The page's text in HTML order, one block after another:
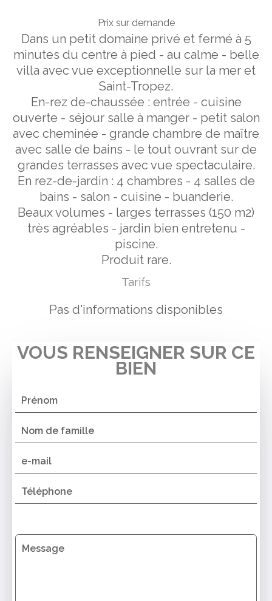
Prix sur demande
Dans un petit domaine privé et fermé à 5
minutes du centre à pied - au calme - belle
villa avec vue exceptionnelle sur la mer et
Saint-Tropez.
En-rez de-chaussée : entrée - cuisine
ouverte - séjour salle à manger - petit salon
avec cheminée - grande chambre de maître
avec salle de bains - le tout ouvrant sur de
grandes terrasses avec vue spectaculaire.
En rez-de-jardin : 4 chambres - 4 salles de
bains - salon - cuisine - buanderie.
Beaux volumes - larges terrasses (150 m2)
très agréables - jardin bien entretenu -
piscine.
Produit rare.
Tarifs
Pas d'informations disponibles
VOUS RENSEIGNER SUR CE
BIEN